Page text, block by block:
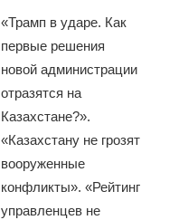
«Трамп в ударе. Как
первые решения
новой администрации
отразятся на
Казахстане?».
«Казахстану не грозят
вооруженные
конфликты». «Рейтинг
управленцев не